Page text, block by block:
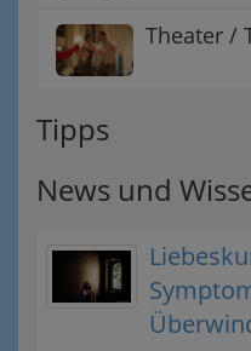
Theater /
Tipps
News und